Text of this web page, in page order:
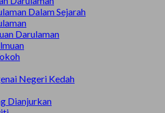
Dalam Sejarah
Darulaman
Negeri Kedah
Dianjurkan